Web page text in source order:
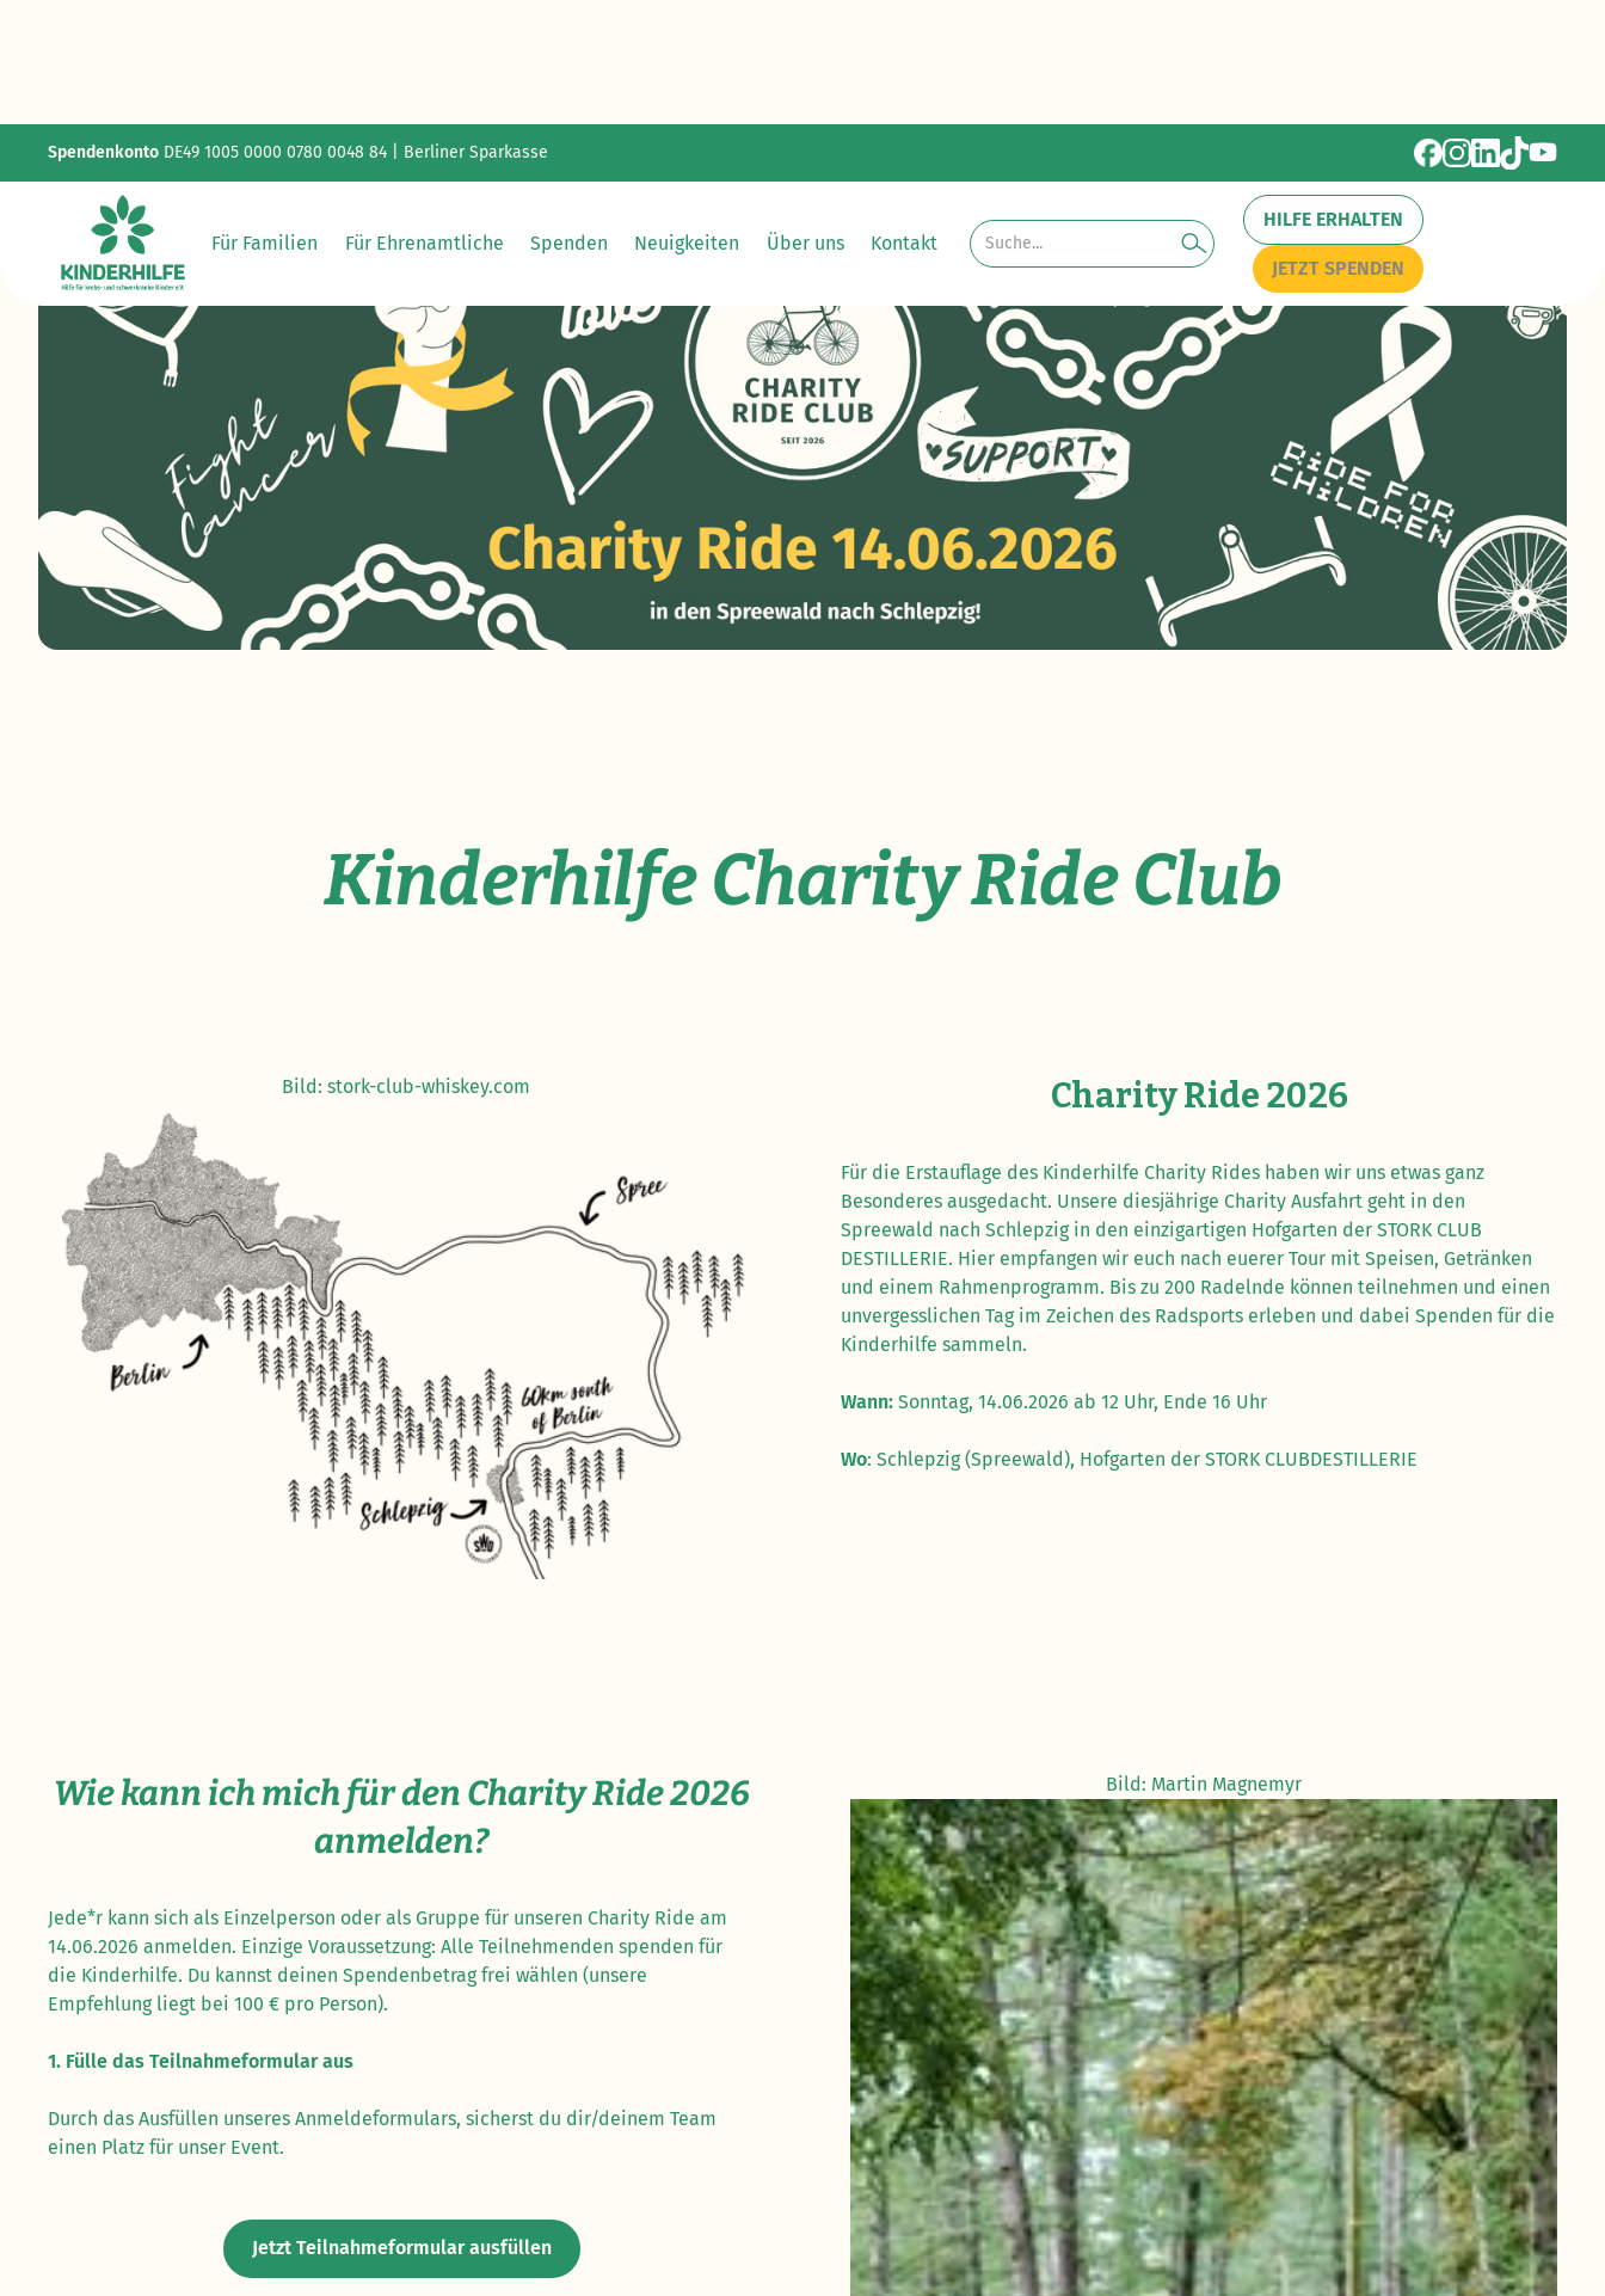
Spendenkonto DE49 1005 0000 0780 0048 84 | Berliner Sparkasse
Für Familien Für Ehrenamtliche Spenden Neuigkeiten Über uns Kontakt
HILFE ERHALTEN
JETZT SPENDEN
Kinderhilfe Charity Ride Club
Bild: stork-club-whiskey.com Charity Ride 2026
Für die Erstauflage des Kinderhilfe Charity Rides haben wir uns etwas ganz
Besonderes ausgedacht. Unsere diesjährige Charity Ausfahrt geht in den
Spreewald nach Schlepzig in den einzigartigen Hofgarten der STORK CLUB
DESTILLERIE. Hier empfangen wir euch nach euerer Tour mit Speisen, Getränken
und einem Rahmenprogramm. Bis zu 200 Radelnde können teilnehmen und einen
unvergesslichen Tag im Zeichen des Radsports erleben und dabei Spenden für die
Kinderhilfe sammeln.
Wann: Sonntag, 14.06.2026 ab 12 Uhr, Ende 16 Uhr
Wo: Schlepzig (Spreewald), Hofgarten der STORK CLUBDESTILLERIE
Wie kann ich mich für den Charity Ride 2026
anmelden?
Jede*r kann sich als Einzelperson oder als Gruppe für unseren Charity Ride am
14.06.2026 anmelden. Einzige Voraussetzung: Alle Teilnehmenden spenden für
die Kinderhilfe. Du kannst deinen Spendenbetrag frei wählen (unsere
Empfehlung liegt bei 100 € pro Person).
1. Fülle das Teilnahmeformular aus
Durch das Ausfüllen unseres Anmeldeformulars, sicherst du dir/deinem Team
einen Platz für unser Event.
Jetzt Teilnahmeformular ausfüllen
Bild: Martin Magnemyr